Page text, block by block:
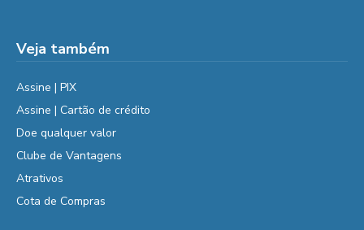
Veja também
Assine | PIX
Assine | Cartão de crédito
Doe qualquer valor
Clube de Vantagens
Atrativos
Cota de Compras